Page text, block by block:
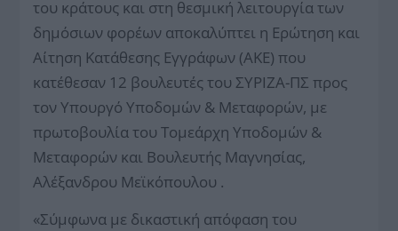
του κράτους και στη θεσμική λειτουργία των
δημόσιων φορέων αποκαλύπτει η Ερώτηση και
Αίτηση Κατάθεσης Εγγράφων (ΑΚΕ) που
κατέθεσαν 12 βουλευτές του ΣΥΡΙΖΑ-ΠΣ προς
τον Υπουργό Υποδομών & Μεταφορών, με
πρωτοβουλία του Τομεάρχη Υποδομών &
Μεταφορών και Βουλευτής Μαγνησίας,
Αλέξανδρου Μεϊκόπουλου .
«Σύμφωνα με δικαστική απόφαση του